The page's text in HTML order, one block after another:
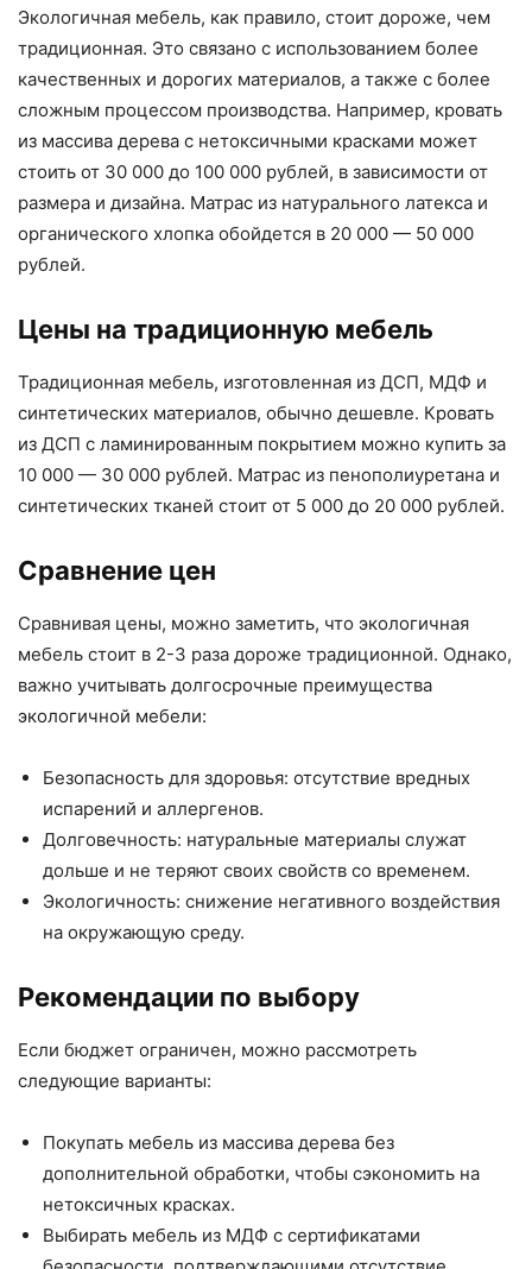
Экологичная мебель, как правило, стоит дороже, чем
традиционная. Это связано с использованием более
качественных и дорогих материалов, а также с более
сложным процессом производства. Например, кровать
из массива дерева с нетоксичными красками может
стоить от 30 000 до 100 000 рублей, в зависимости от
размера и дизайна. Матрас из натурального латекса и
органического хлопка обойдется в 20 000 — 50 000
рублей.
Цены на традиционную мебель
Традиционная мебель, изготовленная из ДСП, МДФ и
синтетических материалов, обычно дешевле. Кровать
из ДСП с ламинированным покрытием можно купить за
10 000 — 30 000 рублей. Матрас из пенополиуретана и
синтетических тканей стоит от 5 000 до 20 000 рублей.
Сравнение цен
Сравнивая цены, можно заметить, что экологичная
мебель стоит в 2-3 раза дороже традиционной. Однако,
важно учитывать долгосрочные преимущества
экологичной мебели:
Безопасность для здоровья: отсутствие вредных
испарений и аллергенов.
Долговечность: натуральные материалы служат
дольше и не теряют своих свойств со временем.
Экологичность: снижение негативного воздействия
на окружающую среду.
Рекомендации по выбору
Если бюджет ограничен, можно рассмотреть
следующие варианты:
Покупать мебель из массива дерева без
дополнительной обработки, чтобы сэкономить на
нетоксичных красках.
Выбирать мебель из МДФ с сертификатами